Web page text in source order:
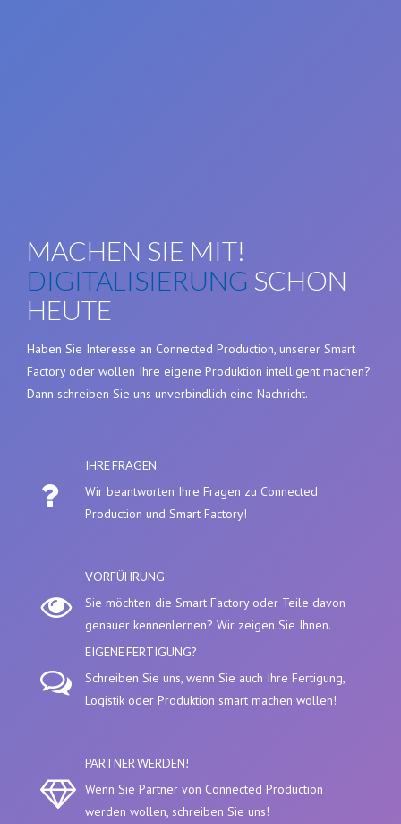
MACHEN SIE MIT!
DIGITALISIERUNG SCHON
HEUTE
Haben Sie Interesse an Connected Production, unserer Smart
Factory oder wollen Ihre eigene Produktion intelligent machen?
Dann schreiben Sie uns unverbindlich eine Nachricht.
IHRE FRAGEN
Wir beantworten Ihre Fragen zu Connected
Production und Smart Factory!
VORFÜHRUNG
Sie möchten die Smart Factory oder Teile davon
genauer kennenlernen? Wir zeigen Sie Ihnen.
EIGENE FERTIGUNG?
Schreiben Sie uns, wenn Sie auch Ihre Fertigung,
Logistik oder Produktion smart machen wollen!
PARTNER WERDEN!
Wenn Sie Partner von Connected Production
werden wollen, schreiben Sie uns!